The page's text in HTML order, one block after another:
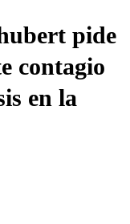
pide
contagio
en la